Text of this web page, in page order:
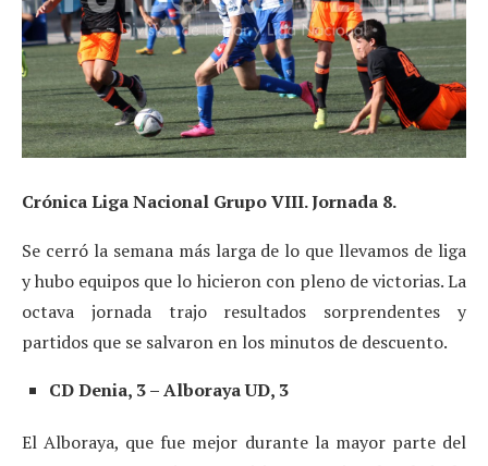
Crónica Liga Nacional Grupo VIII. Jornada 8.
Se cerró la semana más larga de lo que llevamos de liga
y hubo equipos que lo hicieron con pleno de victorias. La
octava jornada trajo resultados sorprendentes y
partidos que se salvaron en los minutos de descuento.
CD Denia, 3 – Alboraya UD, 3
El Alboraya, que fue mejor durante la mayor parte del